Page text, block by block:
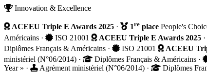
Innovation & Excellence
ACEEU Triple E Awards 2025 · 1re place People's
Américains · ISO 21001 ACEEU Triple E Awards 2025 ·
Diplômes Français & Américains · ISO 21001 ACEEU
ministériel (N°06/2014) · Diplômes Français & Américains ·
Year » · Agrément ministériel (N°06/2014) · Diplômes